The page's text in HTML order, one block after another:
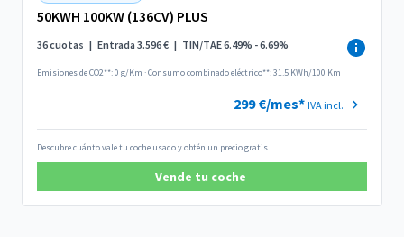
50KWH 100KW (136CV) PLUS
36 cuotas | Entrada 3.596 € | TIN/TAE 6.49% - 6.69%
Emisiones de CO2**: 0 g/Km ·Consumo combinado eléctrico**: 31.5 KWh/100 Km
299 €/mes* IVA incl.
Descubre cuánto vale tu coche usado y obtén un precio gratis.
Vende tu coche